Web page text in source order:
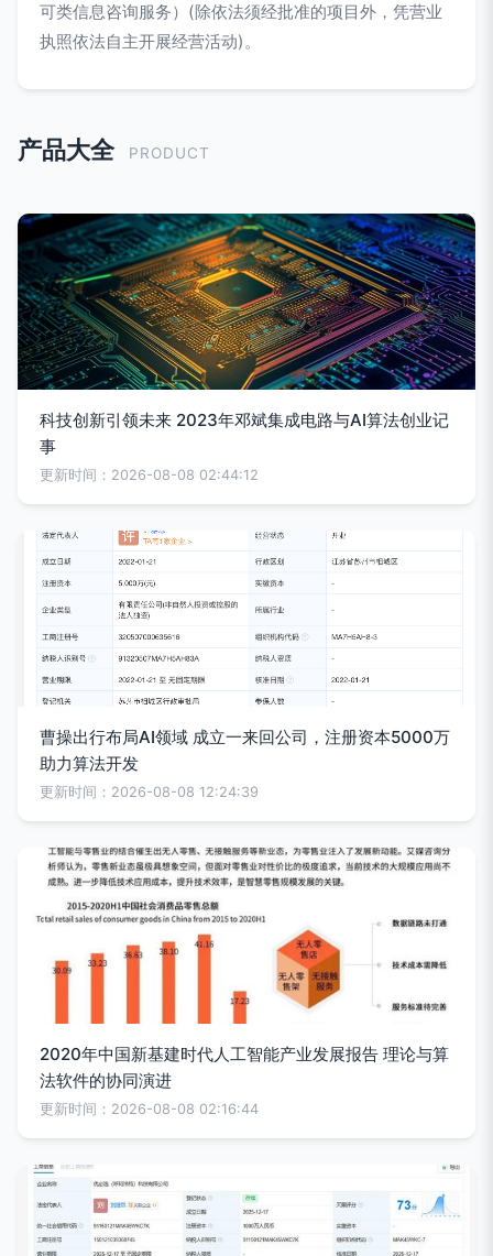
可类信息咨询服务）(除依法须经批准的项目外，凭营业
执照依法自主开展经营活动)。
产品大全 PRODUCT
科技创新引领未来 2023年邓斌集成电路与AI算法创业记
事
更新时间：2026-08-08 02:44:12
曹操出行布局AI领域 成立一来回公司，注册资本5000万
助力算法开发
更新时间：2026-08-08 12:24:39
2020年中国新基建时代人工智能产业发展报告 理论与算
法软件的协同演进
更新时间：2026-08-08 02:16:44